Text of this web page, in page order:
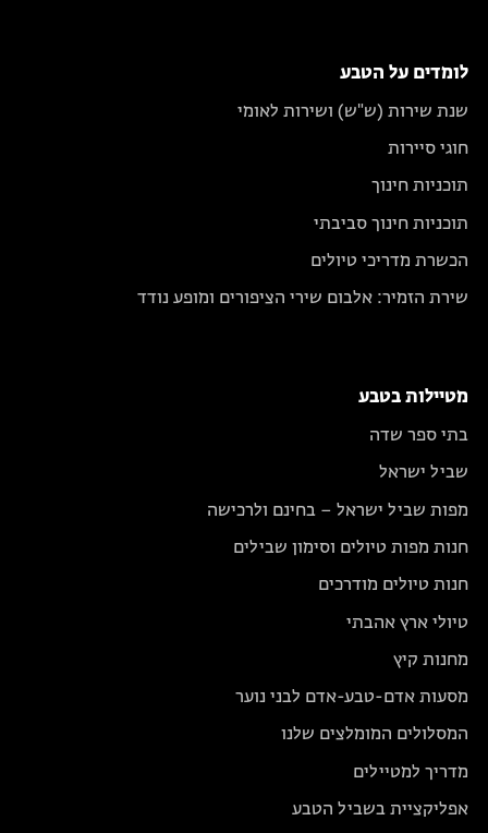
לומדים על הטבע
שנת שירות (ש"ש) ושירות לאומי
חוגי סיירות
תוכניות חינוך
תוכניות חינוך סביבתי
הכשרת מדריכי טיולים
שירת הזמיר: אלבום שירי הציפורים ומופע נודד
מטיילות בטבע
בתי ספר שדה
שביל ישראל
מפות שביל ישראל – בחינם ולרכישה
חנות מפות טיולים וסימון שבילים
חנות טיולים מודרכים
טיולי ארץ אהבתי
מחנות קיץ
מסעות אדם-טבע-אדם לבני נוער
המסלולים המומלצים שלנו
מדריך למטיילים
אפליקציית בשביל הטבע